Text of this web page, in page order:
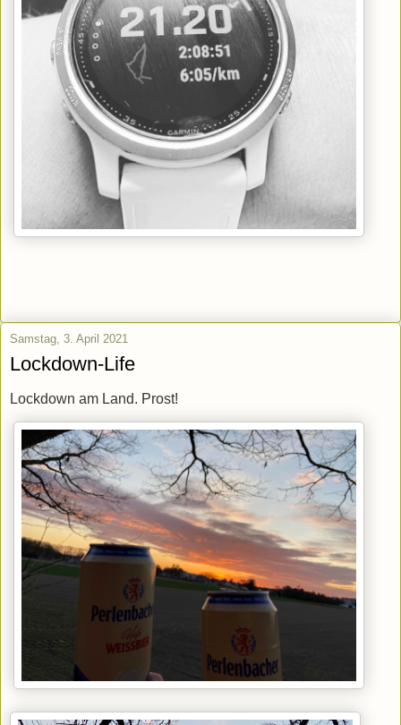
Samstag, 3. April 2021
Lockdown-Life
Lockdown am Land. Prost!